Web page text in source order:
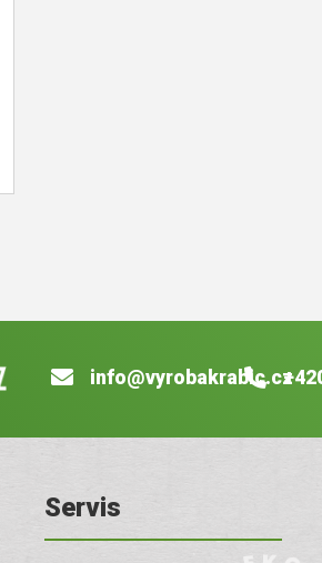
info@vyrobakrabic.cz
Servis